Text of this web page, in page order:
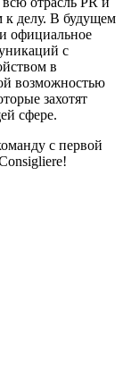
делу. В будущем
официальное
с
в
возможностью
захотят
сфере.
с первой